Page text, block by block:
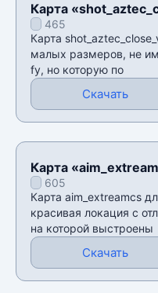
Карта
465
Карта
малых размеров, не
fy, но которую по
Скачать
Карта
605
Карта aim_extreamcs
красивая локация с
на которой выстроены
Скачать